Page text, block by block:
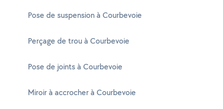
Pose de suspension à Courbevoie
Perçage de trou à Courbevoie
Pose de joints à Courbevoie
Miroir à accrocher à Courbevoie